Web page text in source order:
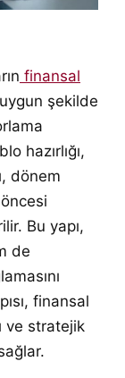
finansal
şekilde
hazırlığı,
dönem
Bu yapı,
de
finansal
ve stratejik